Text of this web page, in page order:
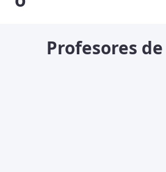
Profesores